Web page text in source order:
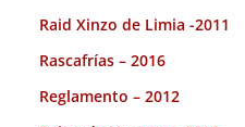
Raid Xinzo de Limia -2011
Rascafrías – 2016
Reglamento – 2012